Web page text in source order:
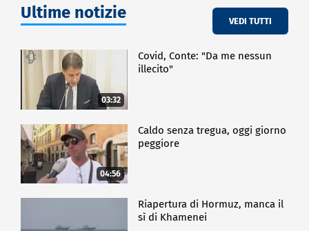
Ultime notizie VEDI TUTTI
03:32
Covid, Conte: "Da me nessun
illecito"
04:56
Caldo senza tregua, oggi giorno
peggiore
Riapertura di Hormuz, manca il
sì di Khamenei